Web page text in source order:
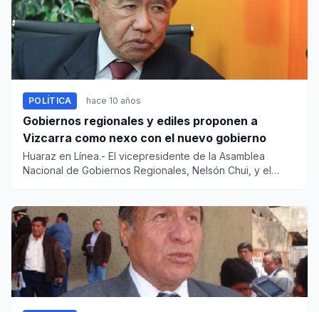
POLÍTICA hace 10 años
Gobiernos regionales y ediles proponen a
Vizcarra como nexo con el nuevo gobierno
Huaraz en Línea.- El vicepresidente de la Asamblea
Nacional de Gobiernos Regionales, Nelsón Chui, y el